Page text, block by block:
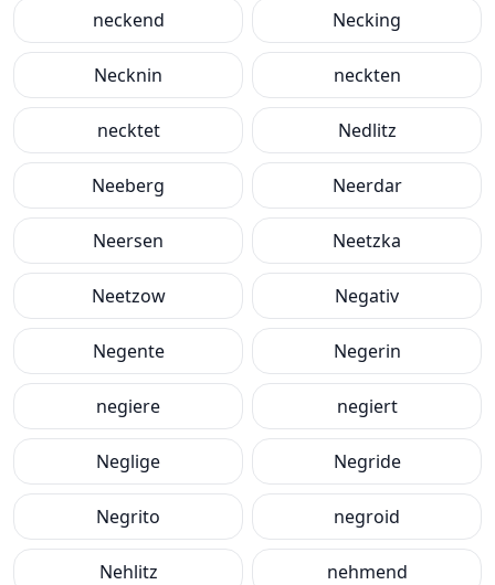
neckend Necking
Necknin neckten
necktet Nedlitz
Neeberg Neerdar
Neersen Neetzka
Neetzow Negativ
Negente Negerin
negiere negiert
Neglige Negride
Negrito negroid
Nehlitz nehmend